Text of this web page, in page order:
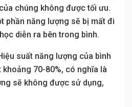
chúng không được tối ưu.
phần năng lượng sẽ bị mất đi
diễn ra bên trong bình.
suất năng lượng của bình
70-80%, có nghĩa là
sẽ không được sử dụng,